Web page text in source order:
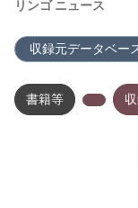
リンゴ ニュース
収録元データベー
書籍等